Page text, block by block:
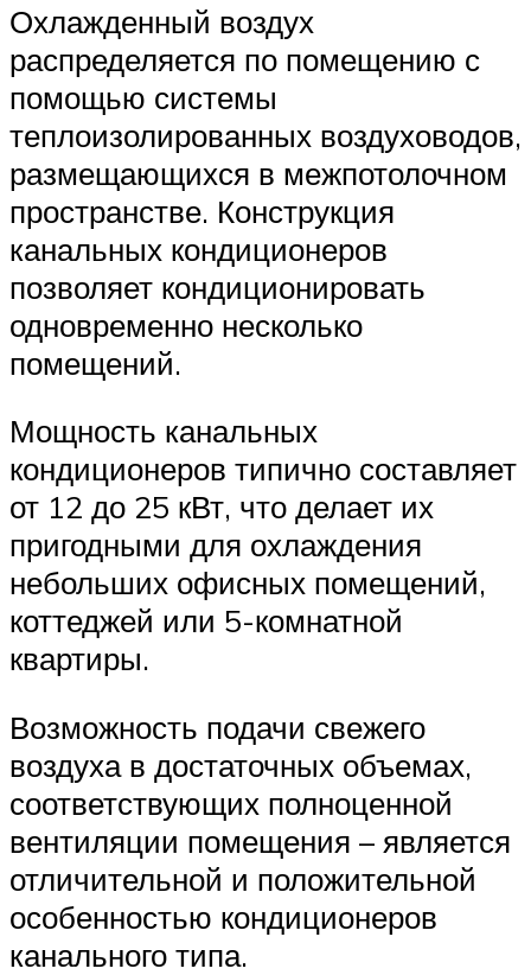
Охлажденный воздух
распределяется по помещению с
помощью системы
теплоизолированных воздуховодов,
размещающихся в межпотолочном
пространстве. Конструкция
канальных кондиционеров
позволяет кондиционировать
одновременно несколько
помещений.
Мощность канальных
кондиционеров типично составляет
от 12 до 25 кВт, что делает их
пригодными для охлаждения
небольших офисных помещений,
коттеджей или 5-комнатной
квартиры.
Возможность подачи свежего
воздуха в достаточных объемах,
соответствующих полноценной
вентиляции помещения – является
отличительной и положительной
особенностью кондиционеров
канального типа.